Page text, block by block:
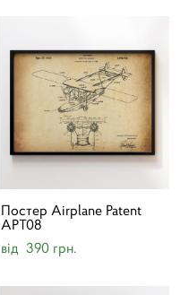
Постер Airplane Patent
APT08
від 390 грн.